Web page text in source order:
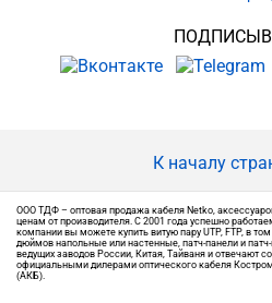
К началу
ООО ТДФ – оптовая продажа кабеля Netko,
ценам от производителя. С 2001 года успешно
компании вы можете купить витую пару UTP, FTP, в
дюймов напольные или настенные, патч-панели и
ведущих заводов России, Китая, Тайваня и
официальными дилерами оптического кабеля
(АКБ).